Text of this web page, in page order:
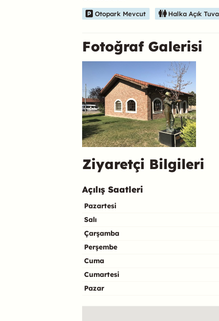
Otopark Mevcut Halka Açık
Fotoğraf Galerisi
Ziyaretçi Bilgileri
Açılış Saatleri
Pazartesi
Salı
Çarşamba
Perşembe
Cuma
Cumartesi
Pazar